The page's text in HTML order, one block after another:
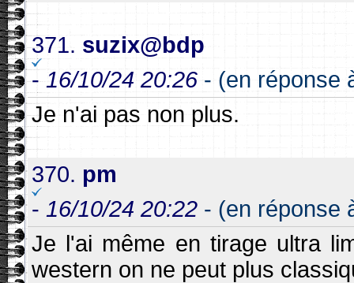
371. suzix@bdp
-16/10/24 20:26 - (en réponse
Je n'ai pas non plus.
370. pm
- 16/10/24 20:22 - (en réponse
Je l'ai même en tirage ultra
western on ne peut plus